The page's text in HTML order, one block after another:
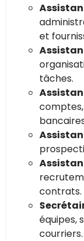
et
tâches.
contrats.
équipes,
courriers.